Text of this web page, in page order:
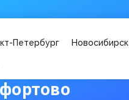
Петербург Новосибирск